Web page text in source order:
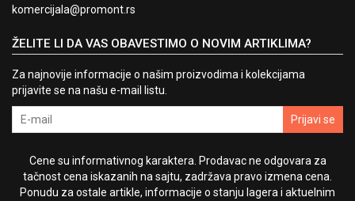
komercijala@promont.rs
ŽELITE LI DA VAS OBAVESTIMO O NOVIM ARTIKLIMA?
Za najnovije informacije o našim proizvodima i kolekcijama
prijavite se na našu e-mail listu.
Prijavi se
Cene su informativnog karaktera. Prodavac ne odgovara za
tačnost cena iskazanih na sajtu, zadržava pravo izmena cena.
Ponudu za ostale artikle, informacije o stanju lagera i aktuelnim